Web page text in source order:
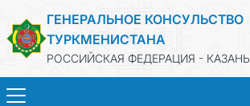
ГЕНЕРАЛЬНОЕ КОНСУЛЬСТВО
ТУРКМЕНИСТАНА
РОССИЙСКАЯ ФЕДЕРАЦИЯ - КАЗАНЬ